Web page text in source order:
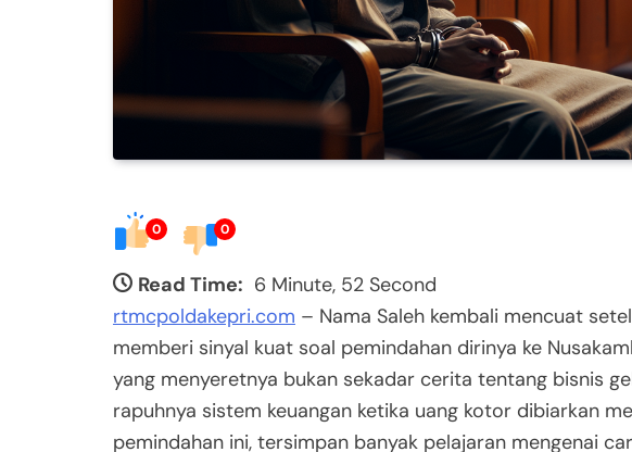
0 0
Read Time: 6 Minute, 52 Second
rtmcpoldakepri.com – Nama Saleh kembali mencuat
memberi sinyal kuat soal pemindahan dirinya ke
yang menyeretnya bukan sekadar cerita tentang bisnis
rapuhnya sistem keuangan ketika uang kotor dibiarkan
pemindahan ini, tersimpan banyak pelajaran mengenai